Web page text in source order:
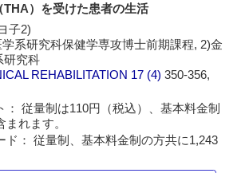
THA）を受けた患者の生活
子2)
系研究科保健学専攻博士前期課程, 2)金
研究科
REHABILITATION 17 (4)350-356,
： 従量制は110円（税込）、基本料金制
れます。
ド： 従量制、基本料金制の方共に1,243